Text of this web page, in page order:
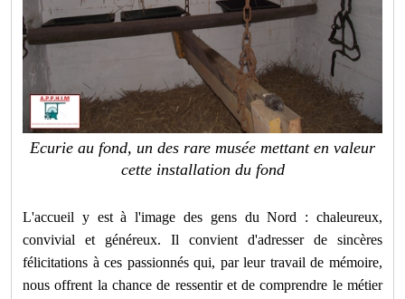
Ecurie au fond, un des rare musée mettant en valeur
cette installation du fond
L'accueil y est à l'image des gens du Nord : chaleureux,
convivial et généreux. Il convient d'adresser de sincères
félicitations à ces passionnés qui, par leur travail de mémoire,
nous offrent la chance de ressentir et de comprendre le métier